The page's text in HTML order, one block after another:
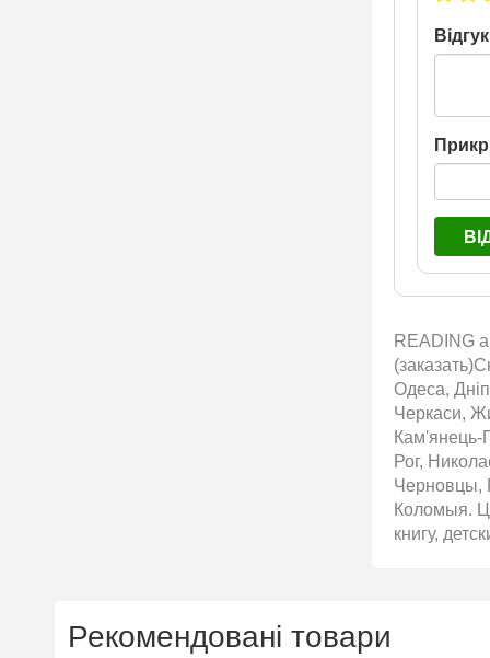
Відгук
READING
Одеса,
Черкаси,
Кам'янець-
Рог,
Черновцы,
Коломыя.
книгу,
Рекомендовані товари